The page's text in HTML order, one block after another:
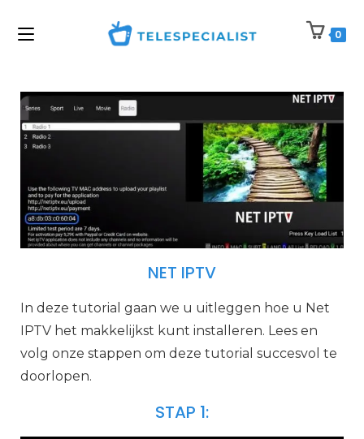
0
NET IPTV
In deze tutorial gaan we u uitleggen hoe u Net
IPTV het makkelijkst kunt installeren. Lees en
volg onze stappen om deze tutorial succesvol te
doorlopen.
STAP 1: